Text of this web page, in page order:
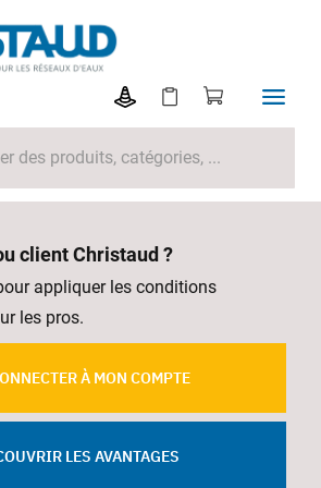
client Christaud ?
appliquer les conditions
les pros.
À MON COMPTE
LES AVANTAGES